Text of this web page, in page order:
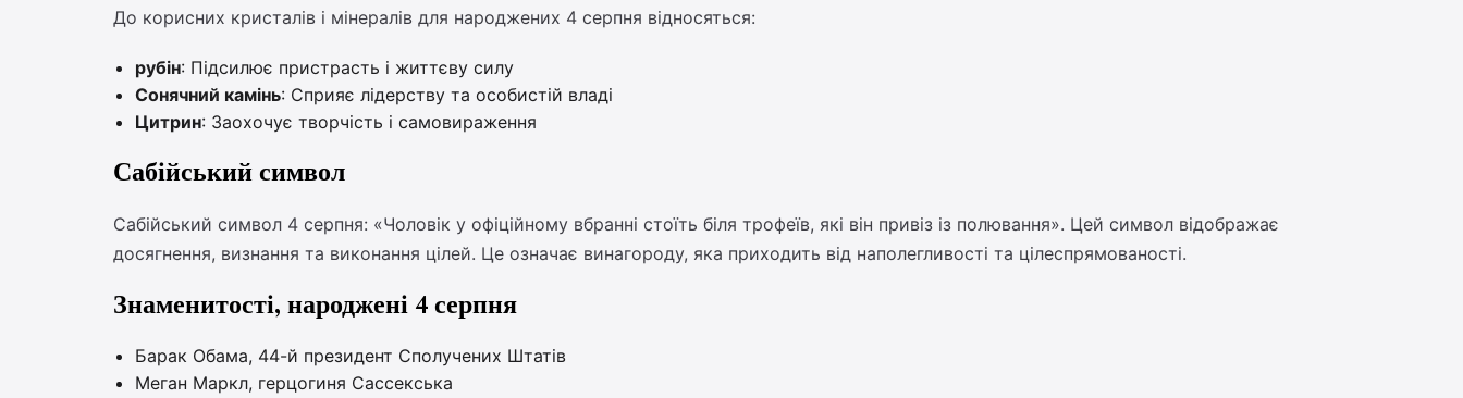
До корисних кристалів і мінералів для народжених 4 серпня відносяться:
рубін: Підсилює пристрасть і життєву силу
Сонячний камінь: Сприяє лідерству та особистій владі
Цитрин: Заохочує творчість і самовираження
Сабійський символ
Сабійський символ 4 серпня: «Чоловік у офіційному вбранні стоїть біля трофеїв, які він привіз із полювання». Цей символ відображає
досягнення, визнання та виконання цілей. Це означає винагороду, яка приходить від наполегливості та цілеспрямованості.
Знаменитості, народжені 4 серпня
Барак Обама, 44-й президент Сполучених Штатів
Меган Маркл, герцогиня Сассекська